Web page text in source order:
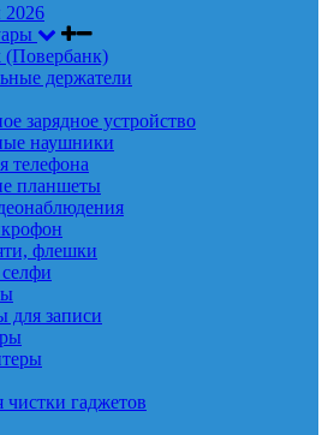
2026
(Повербанк)
держатели
зарядное устройство
наушники
телефона
планшеты
флешки
записи
гаджетов